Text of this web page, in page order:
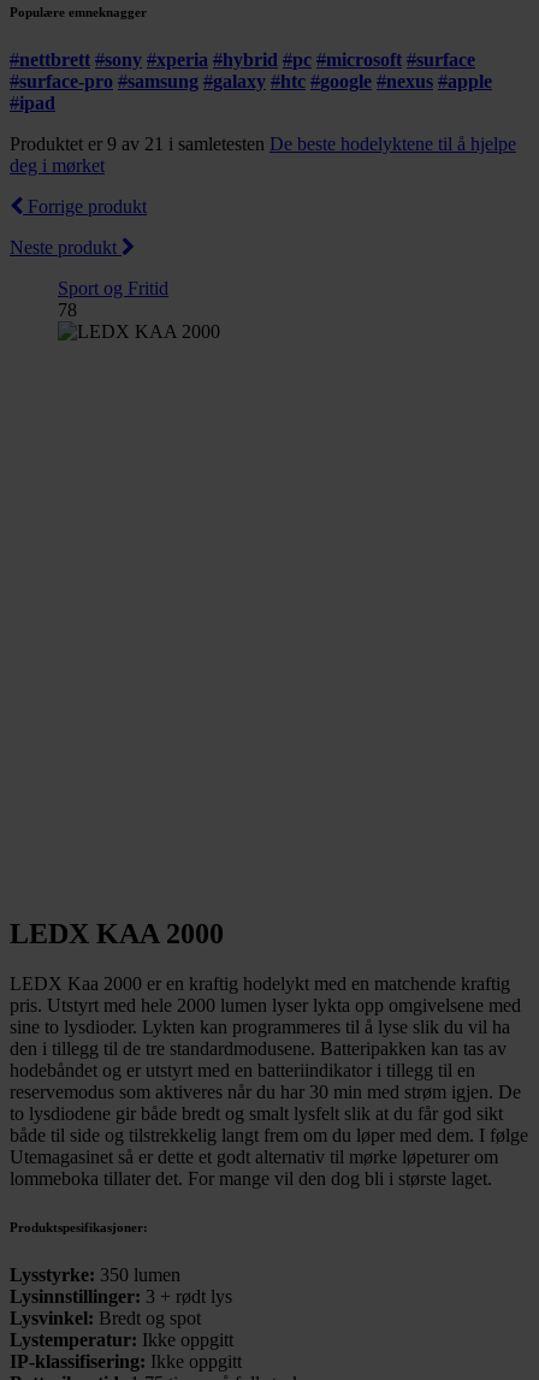
Populære emneknagger
#nettbrett #sony #xperia #hybrid #pc #microsoft #surface
#surface-pro #samsung #galaxy #htc #google #nexus #apple
#ipad
Produktet er 9 av 21 i samletesten De beste hodelyktene til å hjelpe
deg i mørket
Forrige produkt
Neste produkt
Sport og Fritid
78
LEDX KAA 2000
LEDX Kaa 2000 er en kraftig hodelykt med en matchende kraftig
pris. Utstyrt med hele 2000 lumen lyser lykta opp omgivelsene med
sine to lysdioder. Lykten kan programmeres til å lyse slik du vil ha
den i tillegg til de tre standardmodusene. Batteripakken kan tas av
hodebåndet og er utstyrt med en batteriindikator i tillegg til en
reservemodus som aktiveres når du har 30 min med strøm igjen. De
to lysdiodene gir både bredt og smalt lysfelt slik at du får god sikt
både til side og tilstrekkelig langt frem om du løper med dem. I følge
Utemagasinet så er dette et godt alternativ til mørke løpeturer om
lommeboka tillater det. For mange vil den dog bli i største laget.
Produktspesifikasjoner:
Lysstyrke: 350 lumen
Lysinnstillinger: 3 + rødt lys
Lysvinkel: Bredt og spot
Lystemperatur: Ikke oppgitt
IP-klassifisering: Ikke oppgitt